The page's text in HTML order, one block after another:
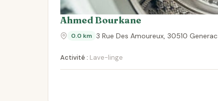
Ahmed Bourkane
0.0 km 3 Rue Des Amoureux, 30510 Generac
Activité : Lave-linge